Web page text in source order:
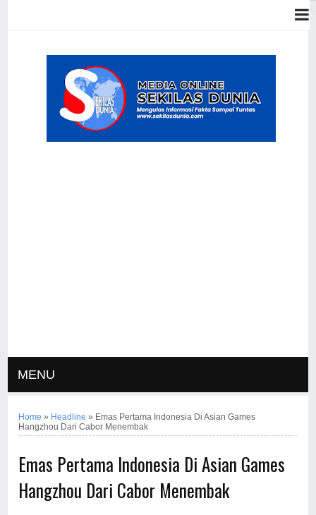
MENU
Home » Headline » Emas Pertama Indonesia Di Asian Games
Hangzhou Dari Cabor Menembak
Emas Pertama Indonesia Di Asian Games
Hangzhou Dari Cabor Menembak